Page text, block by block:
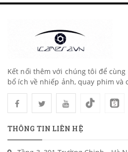
Kết nối thêm với chúng tôi để
bổ ích về nhiếp ảnh, quay phim và
THÔNG TIN LIÊN HỆ